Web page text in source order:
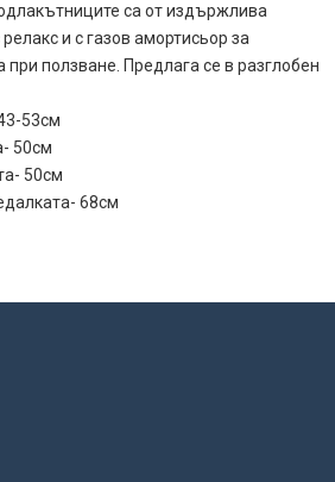
са от издържлива
и с газов амортисьор за
при ползване. Предлага се в разглобен
53см
50см
50см
68см